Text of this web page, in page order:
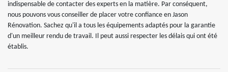
indispensable de contacter des experts en la matière. Par conséquent,
nous pouvons vous conseiller de placer votre confiance en Jason
Rénovation. Sachez qu'il a tous les équipements adaptés pour la garantie
d'un meilleur rendu de travail. Il peut aussi respecter les délais qui ont été
établis.